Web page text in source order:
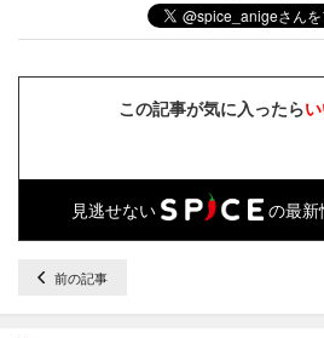
この記事が気に入ったら
見逃せない の最新
前の記事